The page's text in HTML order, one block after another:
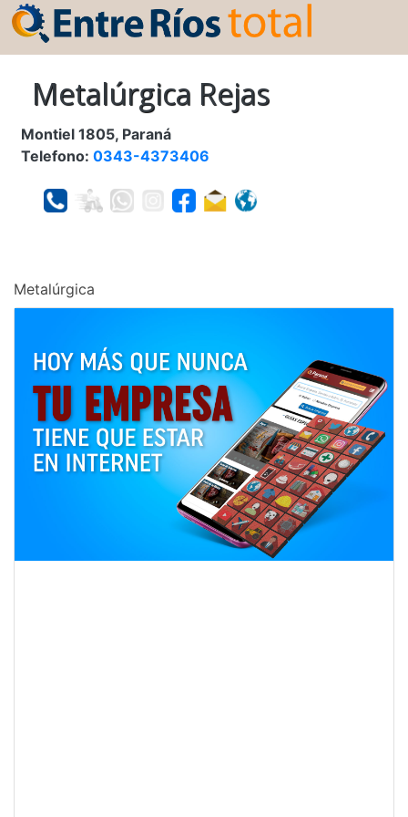
Metalúrgica Rejas
Montiel 1805, Paraná
Telefono: 0343-4373406
Metalúrgica